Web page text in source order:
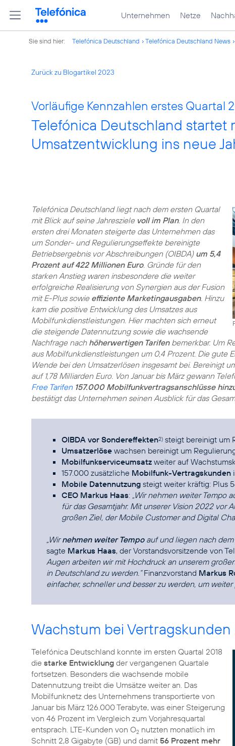
Unternehmen Netze
Sie sind hier: Telefónica Deutschland Telefónica Deutschland News
Zurück zu Blogartikel 2023
Vorläufige Kennzahlen erstes Quartal
Telefónica Deutschland startet
Umsatzentwicklung ins neue
Telefónica Deutschland liegt nach dem ersten Quartal
mit Blick auf seine Jahresziele voll im Plan. In den
ersten drei Monaten steigerte das Unternehmen das
um Sonder- und Regulierungseffekte bereinigte
Betriebsergebnis vor Abschreibungen (OIBDA) um 5,4
Prozent auf 422 Millionen Euro. Gründe für den
starken Anstieg waren insbesondere die weiter
erfolgreiche Realisierung von Synergien aus der Fusion
mit E-Plus sowie effiziente Marketingausgaben. Hinzu
kam die positive Entwicklung des Umsatzes aus
Mobilfunkdienstleistungen. Hier machten sich erneut
die steigende Datennutzung sowie die wachsende
Nachfrage nach höherwertigen Tarifenbemerkbar. Um
aus Mobilfunkdienstleistungen um 0,4 Prozent. Die gute
Wende bei den Umsatzerlösen insgesamt bei. Bereinigt
auf 1,78 Milliarden Euro. Von Januar bis März gewann
Free Tarifen 157.000 Mobilfunkvertragsanschlüsse
bestätigt das Unternehmen seinen Ausblick für das
OIBDA vor Sondereffekten2) steigt bereinigt um
Umsatzerlöse wachsen bereinigt um
Mobilfunkserviceumsatz weiter auf
157.000 zusätzliche Mobilfunk-Vertragskunden
Mobile Datennutzung steigt weiter kräftig: Plus
CEO Markus Haas: „Wir nehmen weiter Tempo
für das Gesamtjahr. Mit unserer Vision 2022 vor
großen Ziel, der Mobile Customer and Digital
„Wirnehmen weiter Tempoauf und liegen nach dem
sagte Markus Haas, der Vorstandsvorsitzende von
Augen arbeiten wir mit Hochdruck an unserem
in Deutschland zu werden.“Finanzvorstand Markus
einfacher, schneller und besser zu werden, um weiter
Wachstum bei
Telefónica Deutschland konnte im ersten Quartal 2018
die starke Entwicklung der vergangenen Quartale
fortsetzen. Besonders die wachsende mobile
Datennutzung treibt die Umsätze weiter an. Das
Mobilfunknetz des Unternehmens transportierte von
Januar bis März 126.000 Terabyte, was einer Steigerung
von 46 Prozent im Vergleich zum Vorjahresquartal
entsprach. LTE-Kunden von O2 nutzten monatlich im
Schnitt 2,8 Gigabyte (GB) und damit 56 Prozent mehr